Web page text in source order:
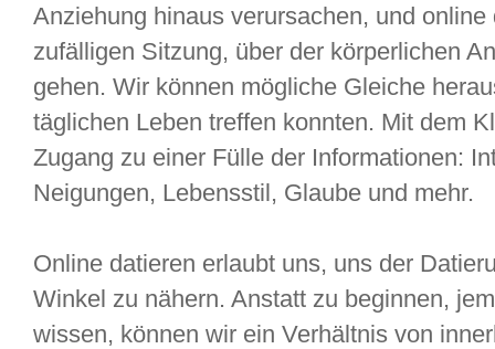
Anziehung hinaus verursachen, und
zufälligen Sitzung, über der körperlichen
gehen. Wir können mögliche Gleiche
täglichen Leben treffen konnten. Mit dem
Zugang zu einer Fülle der Informationen:
Neigungen, Lebensstil, Glaube und mehr.
Online datieren erlaubt uns, uns der
Winkel zu nähern. Anstatt zu beginnen,
wissen, können wir ein Verhältnis von